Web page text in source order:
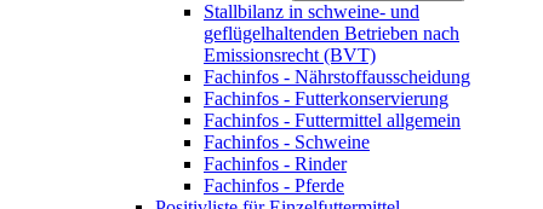
Stallbilanz in schweine- und
geflügelhaltenden Betrieben nach
Emissionsrecht (BVT)
Fachinfos - Nährstoffausscheidung
Fachinfos - Futterkonservierung
Fachinfos - Futtermittel allgemein
Fachinfos - Schweine
Fachinfos - Rinder
Fachinfos - Pferde